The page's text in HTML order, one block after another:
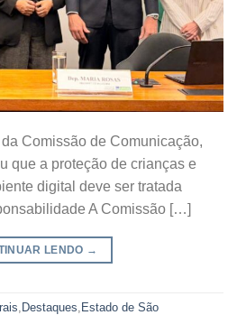
Comissão de Comunicação,
que a proteção de crianças e
digital deve ser tratada
A Comissão […]
LENDO →
Destaques Estado de São